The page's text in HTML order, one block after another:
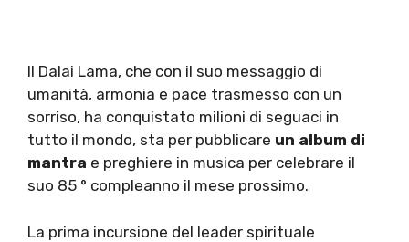
Il Dalai Lama, che con il suo messaggio di
umanità, armonia e pace trasmesso con un
sorriso, ha conquistato milioni di seguaci in
tutto il mondo, sta per pubblicare un album di
mantra e preghiere in musica per celebrare il
suo 85 ° compleanno il mese prossimo.
La prima incursione del leader spirituale